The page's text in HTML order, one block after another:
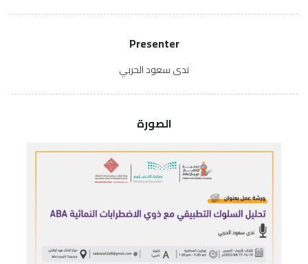
Presenter
ندى سعود الحربي
الصورة